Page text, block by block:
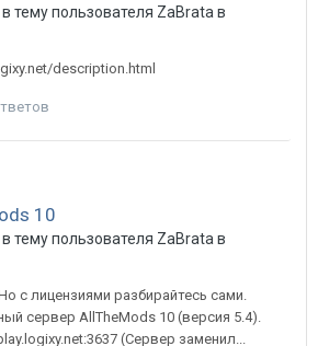
тему пользователя ZaBrata в
description.html
10
тему пользователя ZaBrata в
с лицензиями разбирайтесь сами.
сервер AllTheMods 10 (версия 5.4).
(Сервер заменил...